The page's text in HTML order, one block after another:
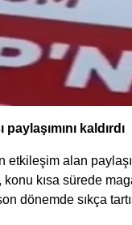
kaldırdı
alan
konu kısa sürede
dönemde sıkça